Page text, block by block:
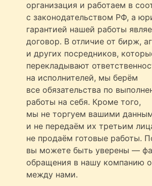
организация и работаем в
с законодательством РФ, а
гарантией нашей работы
договор. В отличие от бирж,
и других посредников,
перекладывают
на исполнителей, мы берём
все обязательства по
работы на себя. Кроме того,
мы не торгуем вашими
и не передаём их третьим
не продаём готовые работы.
вы можете быть уверены —
обращения в нашу компанию
между нами.